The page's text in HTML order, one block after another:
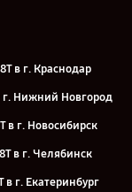
в г. Краснодар
г. Нижний Новгород
в г. Новосибирск
в г. Челябинск
в г. Екатеринбург